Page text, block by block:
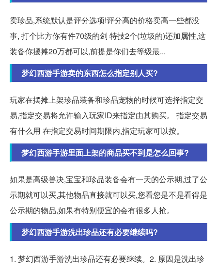
卖珍品,系统默认是评分选项!评分高的价格卖高一些都没
事, 打个比方你有件70级的剑 特技2个(垃圾的)还加属性,这
装备你摆摊20万都可以,前提是你们去等级最...
梦幻西游手游卖的东西怎么指定别人买?
玩家在摆摊上架珍品装备和珍品宠物的时候可选择指定交
易,指定交易将允许输入玩家ID来指定由其购买。 指定交易
有什么用 在指定交易时间期限内,指定玩家可以按。
梦幻西游手游里面上架的商品买不到是怎么回事?
如果是高级兽决,宝宝和珍品装备会有一天的公示期,过了公
示期就可以买,其他物品直接就可以买,您看您是不是看得是
公示期的物品,如果有特别便宜的会有很多人抢。
梦幻西游手游洗出珍品还有必要继续吗?
1. 梦幻西游手游洗出珍品还有必要继续。2. 原因是洗出珍